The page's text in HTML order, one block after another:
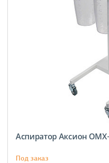
Аспиратор Аксион
Под заказ